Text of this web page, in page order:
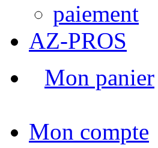
paiement
AZ-PROS
Mon panier
Mon compte